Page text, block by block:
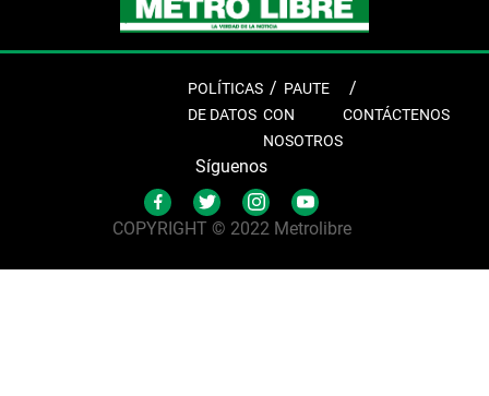
POLÍTICAS
DE DATOS
PAUTE
CON
NOSOTROS
CONTÁCTENOS
Síguenos
COPYRIGHT © 2022 Metrolibre